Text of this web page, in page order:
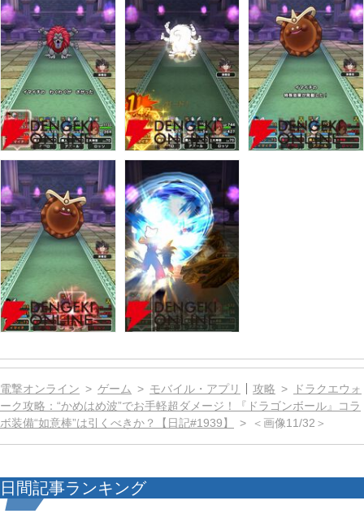
電撃オンライン ゲーム モバイル・アプリ 攻略
ドラクエウォ
ーク攻略：“かめはめ波”でお手軽超ダメージ！『ドラゴンボール』コラ
ボ装備“如意棒”は引くべきか？【日記#1939】
＜画像11/32＞
日間記事ランキング